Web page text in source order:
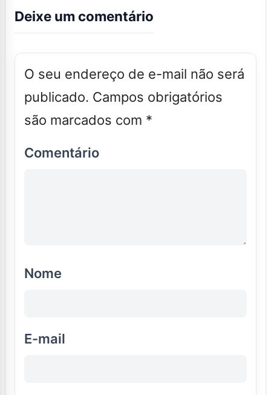
Deixe um comentário
O seu endereço de e-mail não será
publicado. Campos obrigatórios
são marcados com *
Comentário
Nome
E-mail